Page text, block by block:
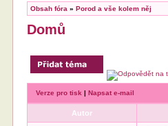
Obsah fóra »Porod a vše kolem něj
Domů
Verze pro tisk |Napsat e-mail
Autor